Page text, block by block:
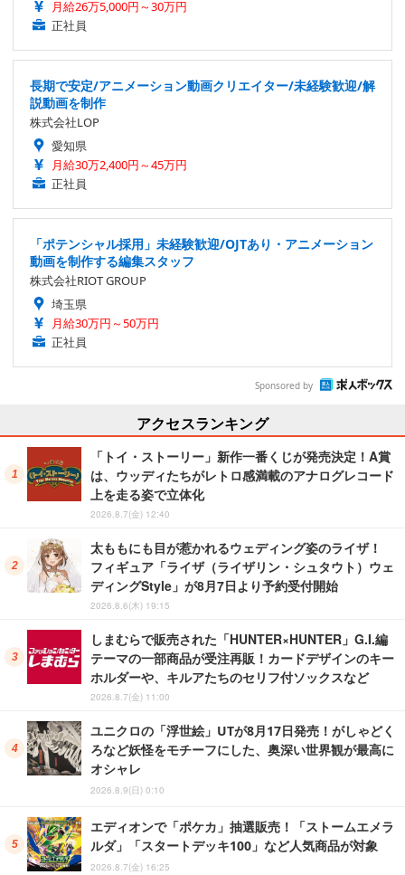
月給26万5,000円～30万円
正社員
長期で安定/アニメーション動画クリエイター/未経験歓迎/解
説動画を制作
株式会社LOP
愛知県
月給30万2,400円～45万円
正社員
「ポテンシャル採用」未経験歓迎/OJTあり・アニメーション
動画を制作する編集スタッフ
株式会社RIOT GROUP
埼玉県
月給30万円～50万円
正社員
Sponsored by
アクセスランキング
「トイ・ストーリー」新作一番くじが発売決定！A賞
は、ウッディたちがレトロ感満載のアナログレコード
上を走る姿で立体化
2026.8.7(金) 12:40
太ももにも目が惹かれるウェディング姿のライザ！
フィギュア「ライザ（ライザリン・シュタウト）ウェ
ディングStyle」が8月7日より予約受付開始
2026.8.6(木) 19:15
しまむらで販売された「HUNTER×HUNTER」G.I.編
テーマの一部商品が受注再販！カードデザインのキー
ホルダーや、キルアたちのセリフ付ソックスなど
2026.8.7(金) 11:00
ユニクロの「浮世絵」UTが8月17日発売！がしゃどく
ろなど妖怪をモチーフにした、奥深い世界観が最高に
オシャレ
2026.8.9(日) 0:10
エディオンで「ポケカ」抽選販売！「ストームエメラ
ルダ」「スタートデッキ100」など人気商品が対象
2026.8.7(金) 16:25